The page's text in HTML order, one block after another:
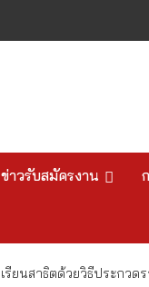
ข่าวรับสมัครงาน
ยนสาธิตด้วยวิธีประกวด